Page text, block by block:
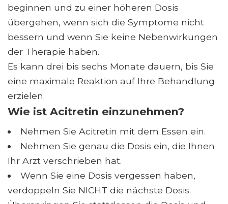
beginnen und zu einer höheren Dosis
übergehen, wenn sich die Symptome nicht
bessern und wenn Sie keine Nebenwirkungen
der Therapie haben.
Es kann drei bis sechs Monate dauern, bis Sie
eine maximale Reaktion auf Ihre Behandlung
erzielen.
Wie ist Acitretin einzunehmen?
Nehmen Sie Acitretin mit dem Essen ein.
Nehmen Sie genau die Dosis ein, die Ihnen
Ihr Arzt verschrieben hat.
Wenn Sie eine Dosis vergessen haben,
verdoppeln Sie NICHT die nächste Dosis.